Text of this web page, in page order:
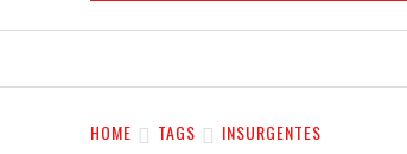
HOME TAGS INSURGENTES